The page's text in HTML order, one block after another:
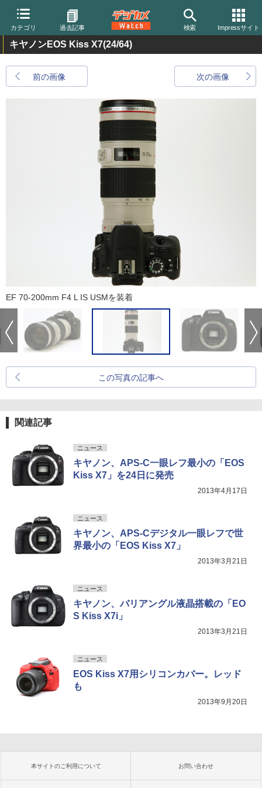
カテゴリ 過去記事 検索 Impressサイト
キヤノンEOS Kiss X7(24/64)
前の画像 次の画像
EF 70-200mm F4 L IS USMを装着
この写真の記事へ
関連記事
ニュース
キヤノン、APS-C一眼レフ最小の「EOS
Kiss X7」を24日に発売
2013年4月17日
ニュース
キヤノン、APS-Cデジタル一眼レフで世
界最小の「EOS Kiss X7」
2013年3月21日
ニュース
キヤノン、バリアングル液晶搭載の「EO
S Kiss X7i」
2013年3月21日
ニュース
EOS Kiss X7用シリコンカバー。レッド
も
2013年9月20日
本サイトのご利用について お問い合わせ